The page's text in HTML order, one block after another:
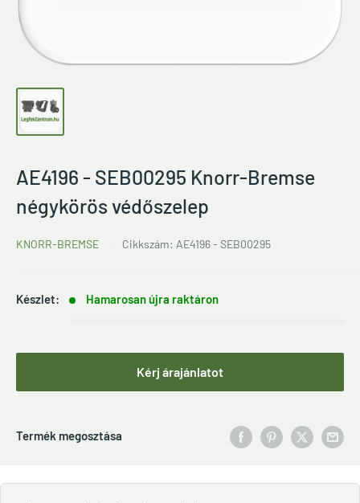
AE4196 - SEB00295 Knorr-Bremse
négykörös védőszelep
KNORR-BREMSE Cikkszám: AE4196 - SEB00295
Készlet: Hamarosan újra raktáron
Kérj árajánlatot
Termék megosztása